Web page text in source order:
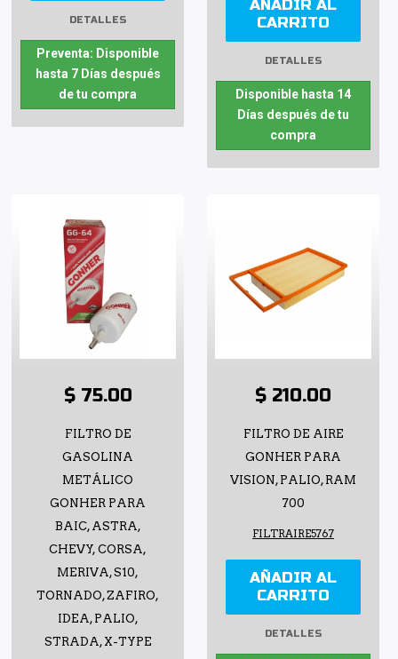
DETALLES
Preventa: Disponible
hasta 7 Días después
de tu compra
AÑADIR AL
CARRITO
DETALLES
Disponible hasta 14
Días después de tu
compra
$ 75.00
FILTRO DE
GASOLINA
METÁLICO
GONHER PARA
BAIC, ASTRA,
CHEVY, CORSA,
MERIVA, S10,
TORNADO, ZAFIRO,
IDEA, PALIO,
STRADA, X-TYPE
$ 210.00
FILTRO DE AIRE
GONHER PARA
VISION, PALIO, RAM
700
FILTRAIRE5767
AÑADIR AL
CARRITO
DETALLES